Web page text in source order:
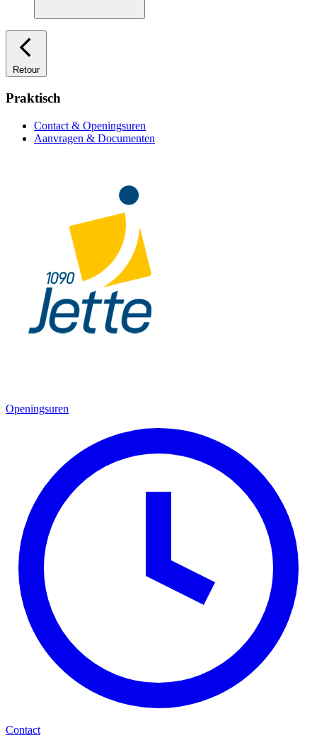
Retour
Praktisch
Contact & Openingsuren
Aanvragen & Documenten
Openingsuren
Contact